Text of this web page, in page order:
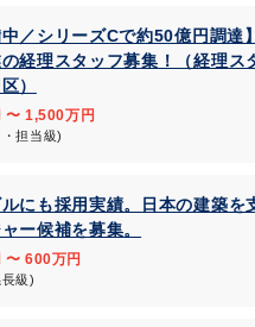
中／シリーズCで約50億円調達
経理スタッフ募集！（経理ス
）
〜 1,500万円
担当級)
にも採用実績。日本の建築を
ー候補を募集。
600万円
級)